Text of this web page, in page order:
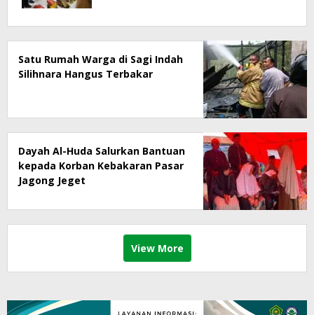
Satu Rumah Warga di Sagi Indah
Silihnara Hangus Terbakar
Dayah Al-Huda Salurkan Bantuan
kepada Korban Kebakaran Pasar
Jagong Jeget
View More